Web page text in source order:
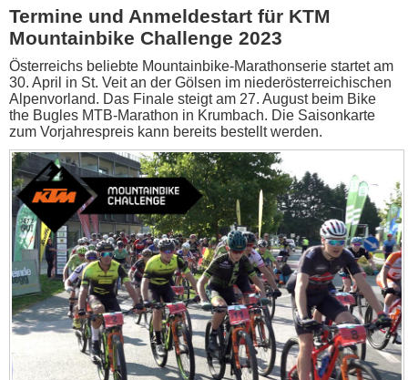
Termine und Anmeldestart für KTM
Mountainbike Challenge 2023
Österreichs beliebte Mountainbike-Marathonserie startet am
30. April in St. Veit an der Gölsen im niederösterreichischen
Alpenvorland. Das Finale steigt am 27. August beim Bike
the Bugles MTB-Marathon in Krumbach. Die Saisonkarte
zum Vorjahrespreis kann bereits bestellt werden.